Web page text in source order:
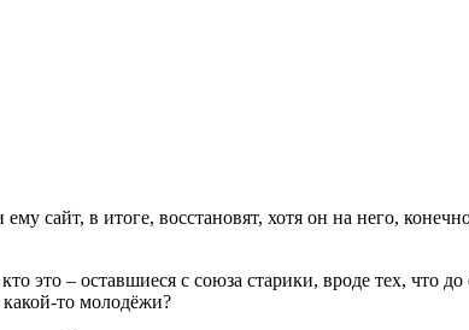
в итоге, восстановят, хотя он на него,
это – оставшиеся с союза старики, вроде тех, что
то молодёжи?